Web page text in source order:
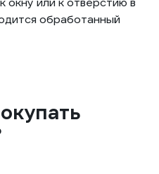
обработанный